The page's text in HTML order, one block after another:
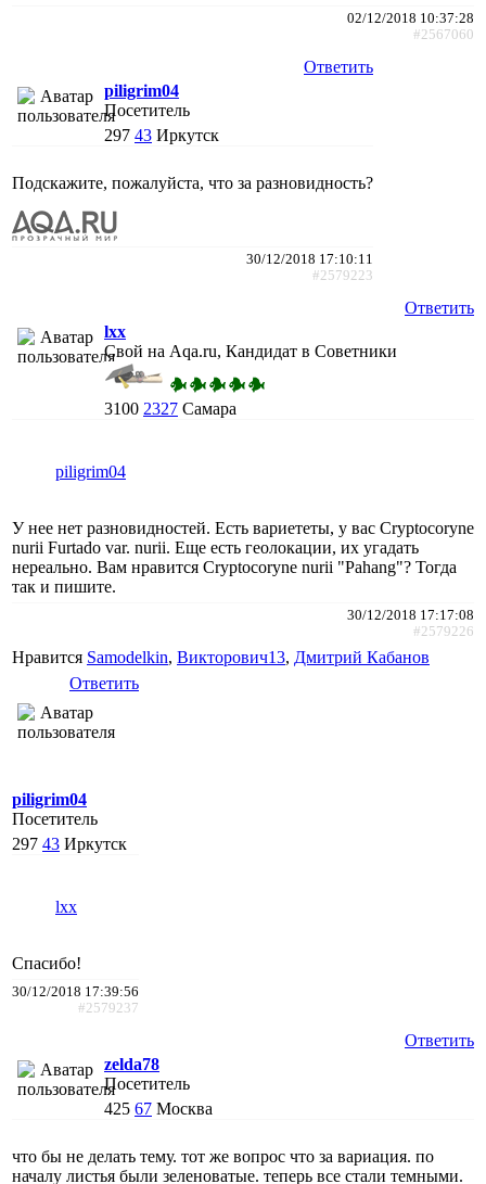
02/12/2018 10:37:28
#2567060
Ответить
piligrim04
Посетитель
297 43 Иркутск
Подскажите, пожалуйста, что за разновидность?
30/12/2018 17:10:11
#2579223
Ответить
lxx
Свой на Aqa.ru, Кандидат в Советники
3100 2327 Самара
piligrim04
У нее нет разновидностей. Есть вариететы, у вас Cryptocoryne
nurii Furtado var. nurii. Еще есть геолокации, их угадать
нереально. Вам нравится Cryptocoryne nurii "Pahang"? Тогда
так и пишите.
30/12/2018 17:17:08
#2579226
Нравится Samodelkin, Викторович13, Дмитрий Кабанов
Ответить
piligrim04
Посетитель
297 43 Иркутск
lxx
Спасибо!
30/12/2018 17:39:56
#2579237
Ответить
zelda78
Посетитель
425 67 Москва
что бы не делать тему. тот же вопрос что за вариация. по
началу листья были зеленоватые. теперь все стали темными.